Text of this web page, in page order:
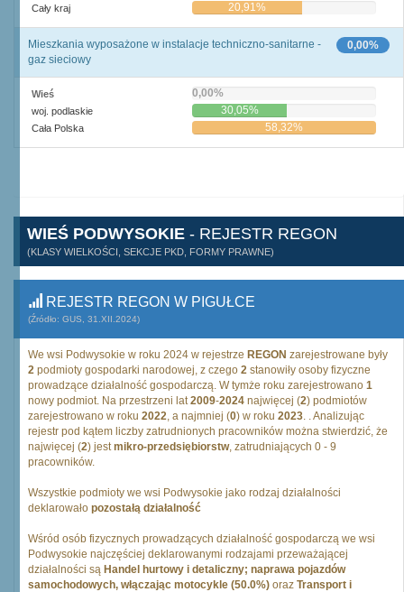
Cały kraj 20,91%
0,00%
Mieszkania wyposażone w instalacje techniczno-sanitarne -
gaz sieciowy
Wieś 0,00%
woj. podlaskie 30,05%
Cała Polska 58,32%
WIEŚ PODWYSOKIE - REJESTR REGON
(KLASY WIELKOŚCI, SEKCJE PKD, FORMY PRAWNE)
REJESTR REGON W PIGUŁCE
(Źródło: GUS, 31.XII.2024)
We wsi Podwysokie w roku 2024 w rejestrze REGON zarejestrowane były
2 podmioty gospodarki narodowej, z czego 2 stanowiły osoby fizyczne
prowadzące działalność gospodarczą. W tymże roku zarejestrowano 1
nowy podmiot. Na przestrzeni lat2009-2024 najwięcej (2) podmiotów
zarejestrowano w roku 2022, a najmniej (0) w roku 2023. . Analizując
rejestr pod kątem liczby zatrudnionych pracowników można stwierdzić, że
najwięcej (2) jestmikro-przedsiębiorstw, zatrudniających 0 - 9
pracowników.
Wszystkie podmioty we wsi Podwysokie jako rodzaj działalności
deklarowało pozostałą działalność
Wśród osób fizycznych prowadzących działalność gospodarczą we wsi
Podwysokie najczęściej deklarowanymi rodzajami przeważającej
działalności są Handel hurtowy i detaliczny; naprawa pojazdów
samochodowych, włączając motocykle (50.0%) oraz Transport i